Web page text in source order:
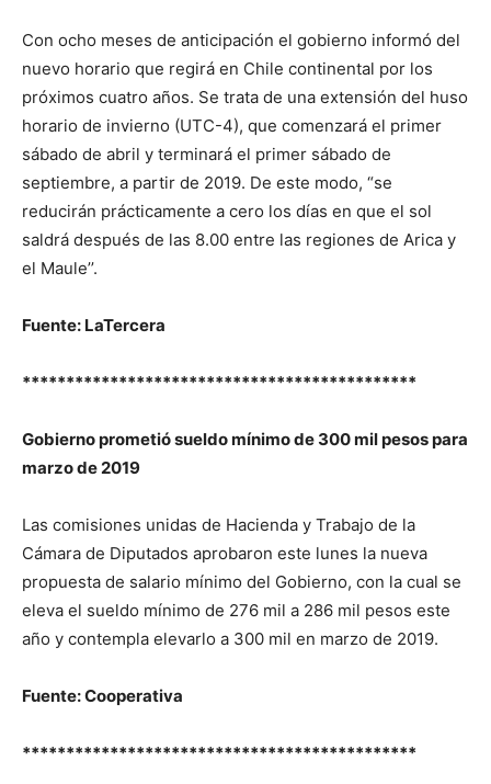
Con ocho meses de anticipación el gobierno informó del
nuevo horario que regirá en Chile continental por los
próximos cuatro años. Se trata de una extensión del huso
horario de invierno (UTC-4), que comenzará el primer
sábado de abril y terminará el primer sábado de
septiembre, a partir de 2019. De este modo, “se
reducirán prácticamente a cero los días en que el sol
saldrá después de las 8.00 entre las regiones de Arica y
el Maule’’.
Fuente: LaTercera
*********************************************
Gobierno prometió sueldo mínimo de 300 mil pesos para
marzo de 2019
Las comisiones unidas de Hacienda y Trabajo de la
Cámara de Diputados aprobaron este lunes la nueva
propuesta de salario mínimo del Gobierno, con la cual se
eleva el sueldo mínimo de 276 mil a 286 mil pesos este
año y contempla elevarlo a 300 mil en marzo de 2019.
Fuente: Cooperativa
*********************************************